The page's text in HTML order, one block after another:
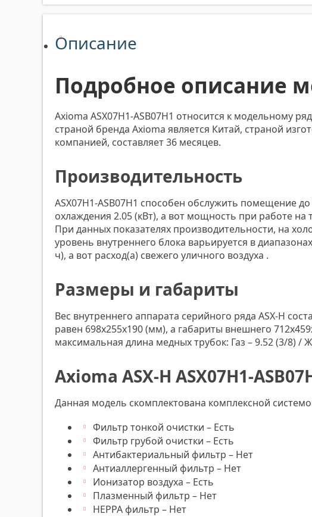
Описание
Подробное описание
Axioma ASX07H1-ASB07H1 относится к модельному
страной бренда Axioma является Китай, страной
компанией, составляет 36 месяцев.
Производительность
ASX07H1-ASB07H1 способен обслужить помещение
охлаждения 2.05 (кВт), а вот мощность при работе
При данных показателях производительности, на
уровень внутреннего блока варьируется в
ч), а вот расход(а) свежего уличного воздуха .
Размеры и габариты
Вес внутреннего аппарата серийного ряда ASX-H
равен 698x255x190 (мм), а габариты внешнего
максимальная длина медных трубок: Газ – 9.52 (3/8)
Axioma ASX-H ASX07H1-
Данная модель скомплектована комплексной
Фильтр тонкой очистки – Есть
Фильтр грубой очистки – Есть
Антибактериальный фильтр – Нет
Антиаллергенный фильтр – Нет
Ионизатор воздуха – Есть
Плазменный фильтр – Нет
HEPPA фильтр – Нет